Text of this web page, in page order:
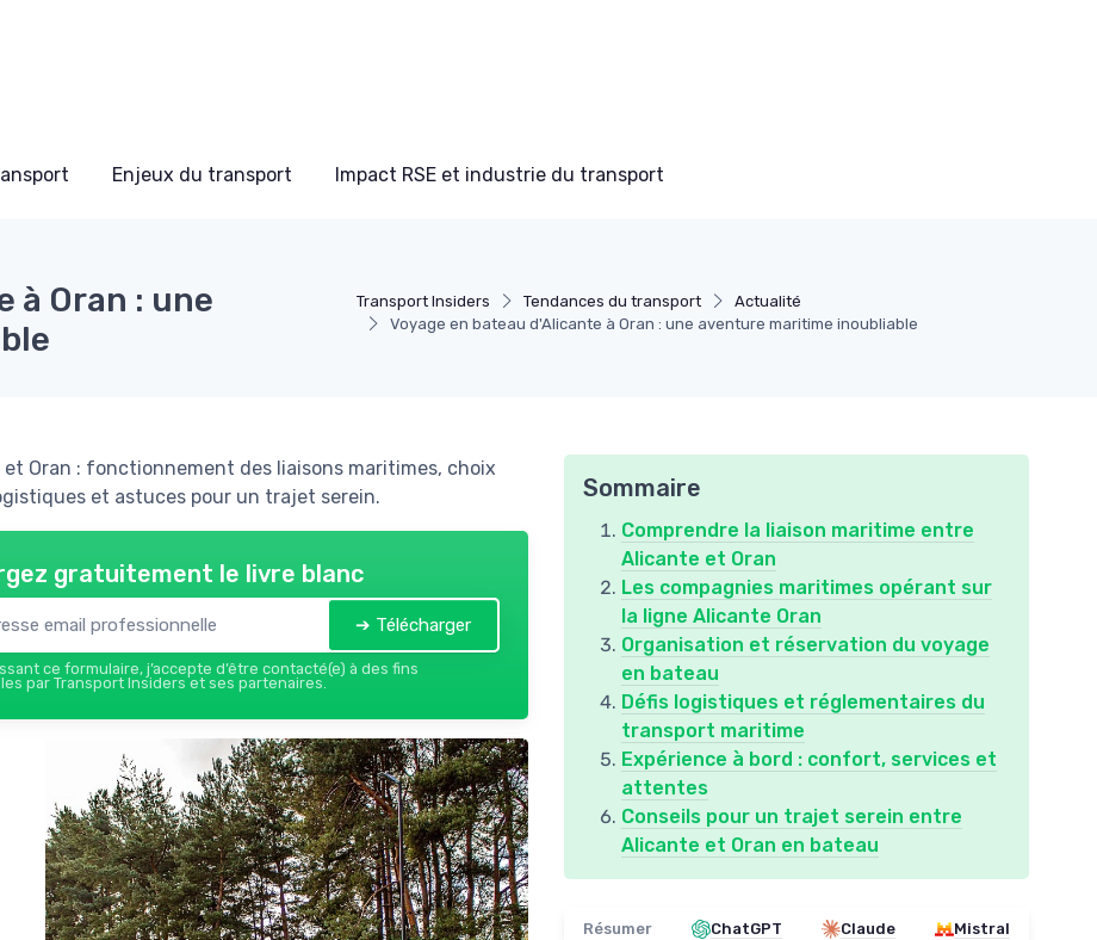
Enjeux du transport Impact RSE et industrie du transport
Transport Insiders Tendances du transport
Actualité
Voyage en bateau d'Alicante à Oran : une aventure maritime inoubliable
à Oran : une
Oran : fonctionnement des liaisons maritimes, choix
et astuces pour un trajet serein.
gratuitement le livre blanc
➔ Télécharger
ce formulaire, j’accepte d’être contacté(e) à des fins
par Transport Insiders et ses partenaires.
Sommaire
Comprendre la liaison maritime entre
Alicante et Oran
Les compagnies maritimes opérant sur
la ligne Alicante Oran
Organisation et réservation du voyage
en bateau
Défis logistiques et réglementaires du
transport maritime
Expérience à bord : confort, services et
attentes
Conseils pour un trajet serein entre
Alicante et Oran en bateau
Résumer ChatGPT Claude Mistral